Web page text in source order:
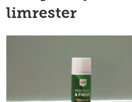
limrester